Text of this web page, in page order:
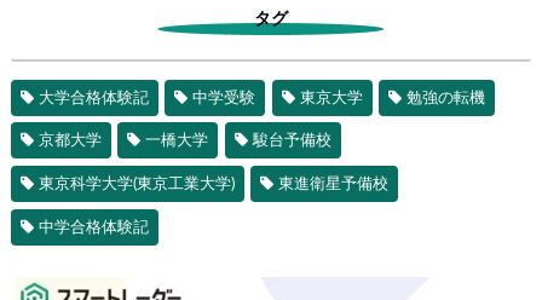
タグ
大学合格体験記 中学受験 東京大学 勉強の転機
京都大学 一橋大学 駿台予備校
東京科学大学(東京工業大学) 東進衛星予備校
中学合格体験記